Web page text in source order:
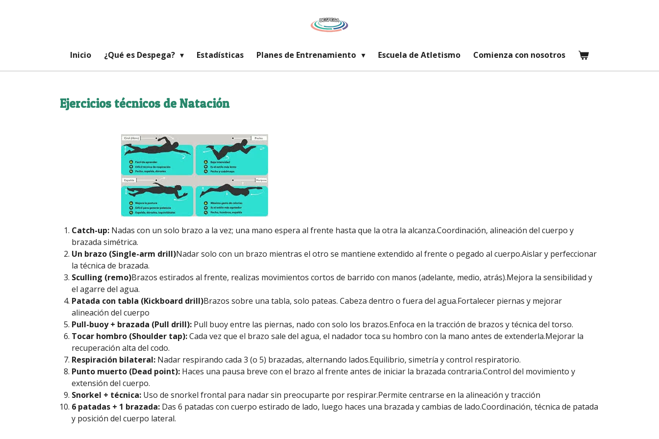
Inicio ¿Qué es Despega? Estadísticas Planes de Entrenamiento Escuela de Atletismo Comienza con nosotros
Ejercicios técnicos de Natación
Catch-up: Nadas con un solo brazo a la vez; una mano espera al frente hasta que la otra la alcanza.Coordinación, alineación del cuerpo y
brazada simétrica.
Un brazo (Single-arm drill)Nadar solo con un brazo mientras el otro se mantiene extendido al frente o pegado al cuerpo.Aislar y perfeccionar
la técnica de brazada.
Sculling (remo)Brazos estirados al frente, realizas movimientos cortos de barrido con manos (adelante, medio, atrás).Mejora la sensibilidad y
el agarre del agua.
Patada con tabla (Kickboard drill)Brazos sobre una tabla, solo pateas. Cabeza dentro o fuera del agua.Fortalecer piernas y mejorar
alineación del cuerpo
Pull-buoy + brazada (Pull drill): Pull buoy entre las piernas, nado con solo los brazos.Enfoca en la tracción de brazos y técnica del torso.
Tocar hombro (Shoulder tap):Cada vez que el brazo sale del agua, el nadador toca su hombro con la mano antes de extenderla.Mejorar la
recuperación alta del codo.
Respiración bilateral: Nadar respirando cada 3 (o 5) brazadas, alternando lados.Equilibrio, simetría y control respiratorio.
Punto muerto (Dead point): Haces una pausa breve con el brazo al frente antes de iniciar la brazada contraria.Control del movimiento y
extensión del cuerpo.
Snorkel + técnica: Uso de snorkel frontal para nadar sin preocuparte por respirar.Permite centrarse en la alineación y tracción
6 patadas + 1 brazada: Das 6 patadas con cuerpo estirado de lado, luego haces una brazada y cambias de lado.Coordinación, técnica de patada
y posición del cuerpo lateral.